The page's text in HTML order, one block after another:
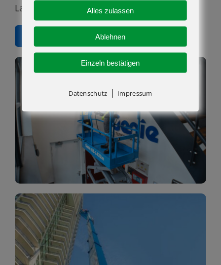
Lagerhäusern und im Einzelhandel.
Vertrieb kontaktieren
Alles zulassen
Ablehnen
Einzeln bestätigen
Datenschutz | Impressum